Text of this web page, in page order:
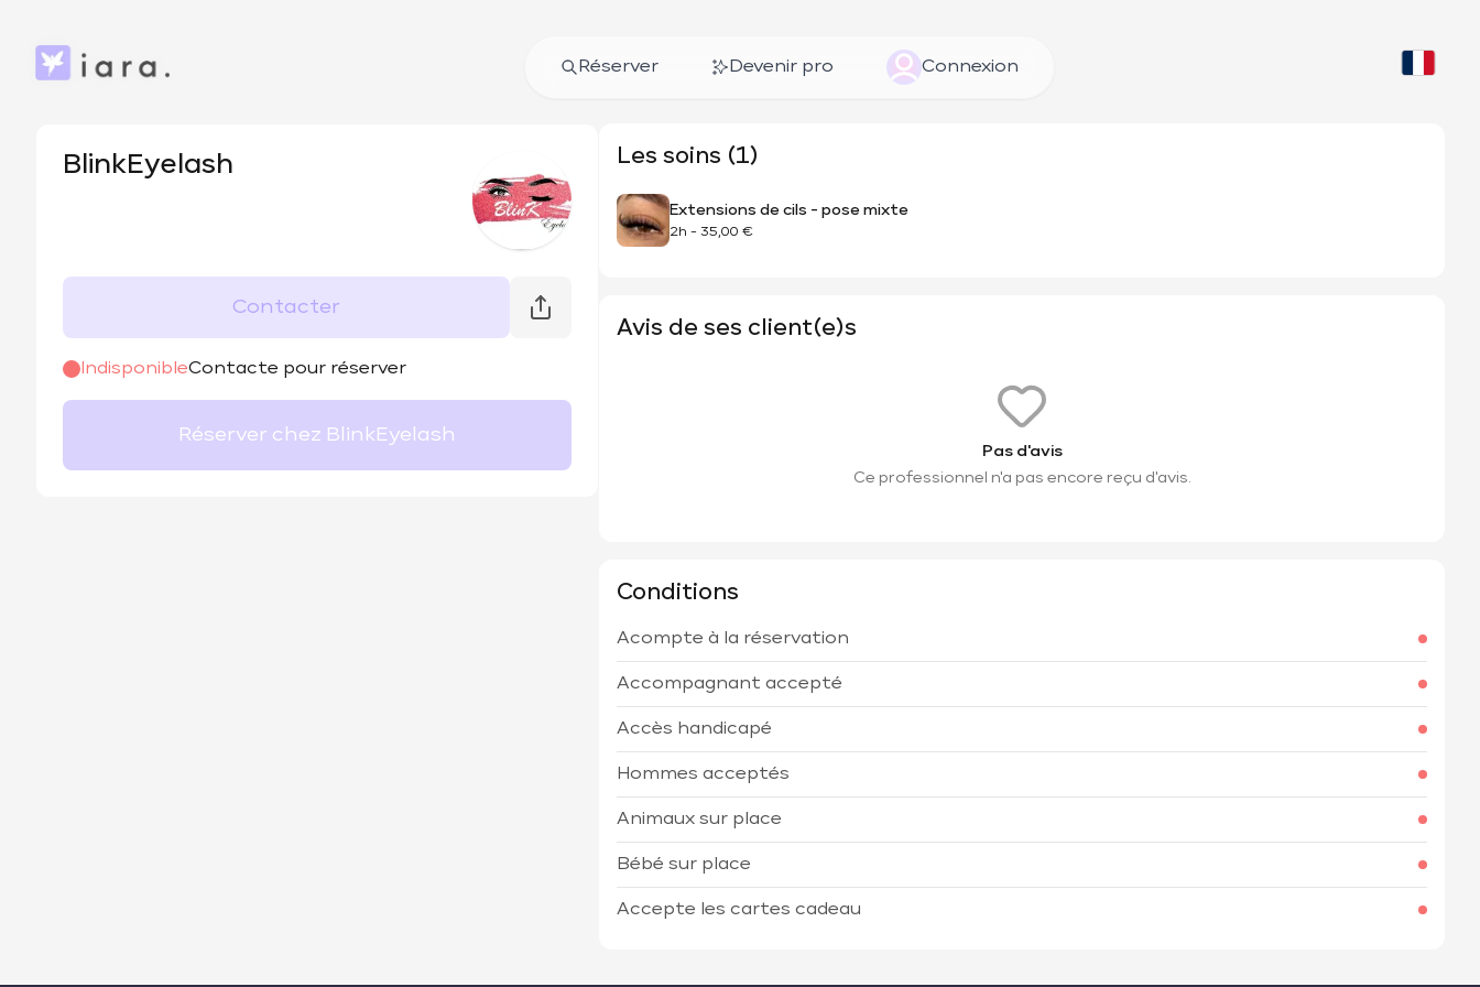
Réserver Devenir pro Connexion
BlinkEyelash
Contacter
IndisponibleContacte pour réserver
Réserver chez BlinkEyelash
Les soins (1)
Extensions de cils - pose mixte
2h - 35,00 €
Avis de ses client(e)s
Pas d'avis
Ce professionnel n'a pas encore reçu d'avis.
Conditions
Acompte à la réservation
Accompagnant accepté
Accès handicapé
Hommes acceptés
Animaux sur place
Bébé sur place
Accepte les cartes cadeau